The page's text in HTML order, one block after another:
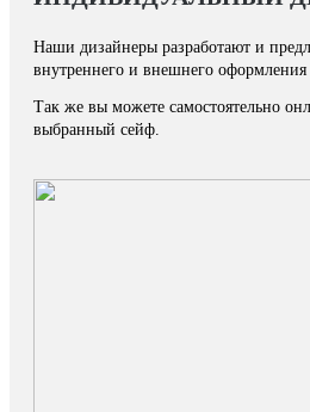
Наши дизайнеры разработают и
внутреннего и внешнего
Так же вы можете самостоятельно
выбранный сейф.